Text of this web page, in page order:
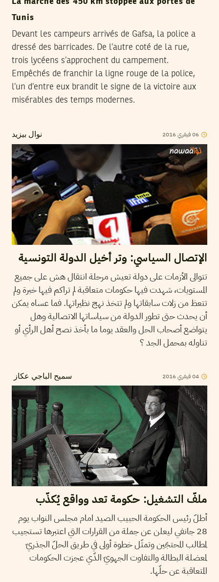
La marche des 450 km stoppée aux portes de
Tunis
Devant les campeurs arrivés de Gafsa, la police a
dressé des barricades. De l’autre coté de la rue,
trois lycéens s’approchent du campement.
Empêchés de franchir la ligne rouge de la police,
l’un d’entre eux brandit le signe de la victoire aux
misérables des temps modernes.
نوال بيزيد 06فيفري2016
الإتصال السياسي: وتر أخيل الدولة التونسية
تتوالى الأزمات على دولة تعيش مرحلة انتقال هش على جميع
المستويات، شهدت فيها حكومات متعاقبة لم تراكم فيها خبرة ولم
تتعظ من زلات سابقاتها ولم تتخذ نهج نظيراتها. فما عساه يمكن
أن يحدث حتى تطور الدولة من سياساتها الاتصالية وهل
يتواضع أصحاب الحل والعقد يوما ما بأخذ نصح أهل الرأي أو
تناوله بمحمل الجد ؟
سميح الباجي عكاز 04فيفري2016
ملفّ التشغيل: حكومة تعد وواقع يُكذّب
أطلّ رئيس الحكومة الحبيب الصيد امام مجلس النواب يوم
28 جانفي ليعلن عن جملة من القرارات التي اعتبرها تستجيب
لمطالب المحتجّين وتمثّل خطوة أولى في طريق الحلّ الجذريّ
لمعضلة البطالة والتفاوت الجهويّ الذّي عجزت الحكومات
المتعاقبة عن حلّها.